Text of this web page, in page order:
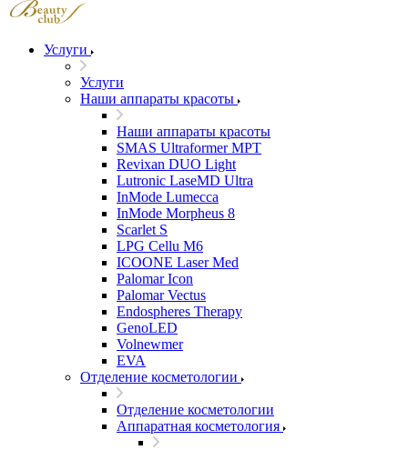
Услуги
Услуги
Наши аппараты красоты
Наши аппараты красоты
SMAS Ultraformer MPT
Revixan DUO Light
Lutronic LaseMD Ultra
InMode Lumecca
InMode Morpheus 8
Scarlet S
LPG Cellu M6
ICOONE Laser Med
Palomar Icon
Palomar Vectus
Endospheres Therapy
GenoLED
Volnewmer
EVA
Отделение косметологии
Отделение косметологии
Аппаратная косметология